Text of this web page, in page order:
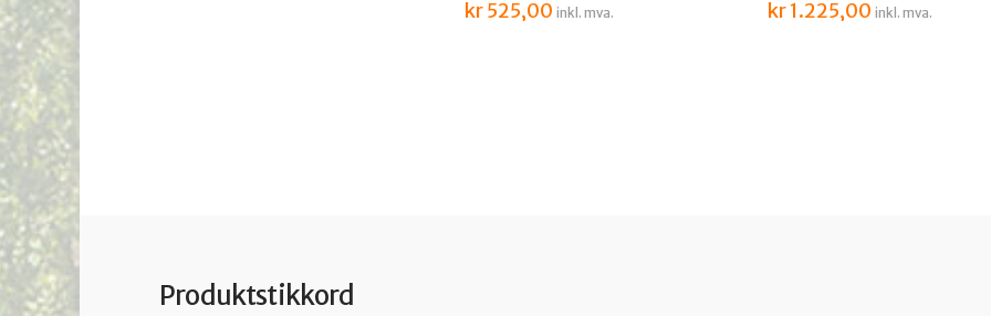
kr525,00 inkl. mva. kr1.225,00 inkl. mva.
Produktstikkord